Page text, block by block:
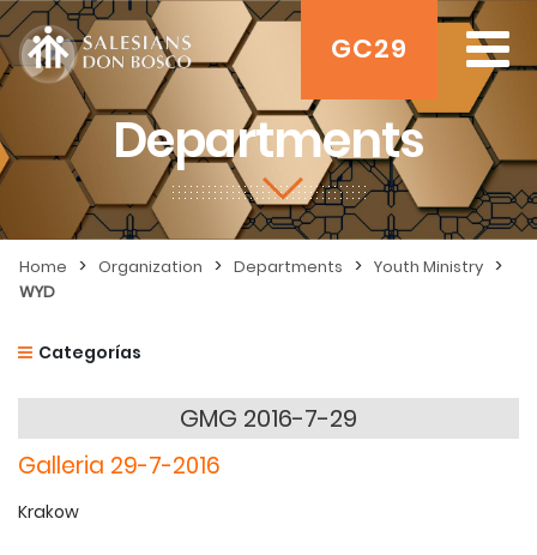
GC29
Departments
Home > Organization > Departments > Youth Ministry >
WYD
Categorías
GMG 2016-7-29
Galleria 29-7-2016
Krakow